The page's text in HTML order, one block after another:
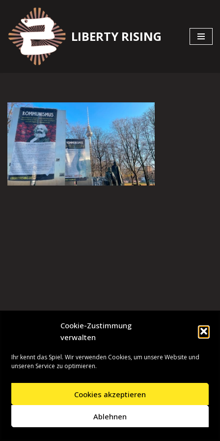
Cookie-Zustimmung
verwalten
Ihr kennt das Spiel. Wir verwenden Cookies, um unsere Website und
unseren Service zu optimieren.
Cookies akzeptieren
Ablehnen
Zum
Inhalt
springen
LIBERTY RISING
| Präsentiert vonWordPress
Presseinformationen